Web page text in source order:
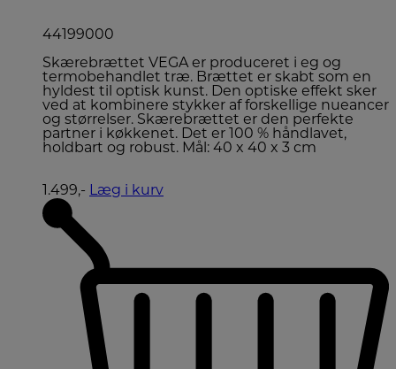
44199000
Skærebrættet VEGA er produceret i eg og
termobehandlet træ. Brættet er skabt som en
hyldest til optisk kunst. Den optiske effekt sker
ved at kombinere stykker af forskellige nueancer
og størrelser. Skærebrættet er den perfekte
partner i køkkenet. Det er 100 % håndlavet,
holdbart og robust. Mål: 40 x 40 x 3 cm
1.499,- Læg i kurv